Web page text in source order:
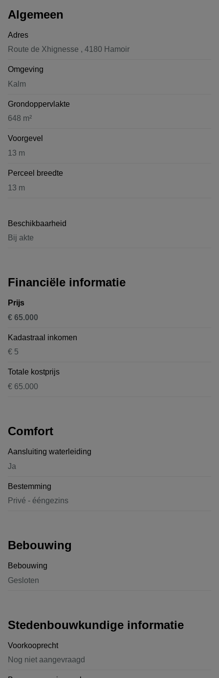
Algemeen
Adres
Route de Xhignesse , 4180 Hamoir
Omgeving
Kalm
Grondoppervlakte
648 m²
Voorgevel
13 m
Perceel breedte
13 m
Beschikbaarheid
Bij akte
Financiële informatie
Prijs
€ 65.000
Kadastraal inkomen
€ 5
Totale kostprijs
€ 65.000
Comfort
Aansluiting waterleiding
Ja
Bestemming
Privé - ééngezins
Bebouwing
Bebouwing
Gesloten
Stedenbouwkundige informatie
Voorkooprecht
Nog niet aangevraagd